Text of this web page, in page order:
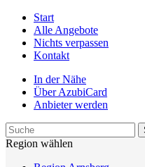
Start
Alle Angebote
Nichts verpassen
Kontakt
In der Nähe
Über AzubiCard
Anbieter werden
Region wählen